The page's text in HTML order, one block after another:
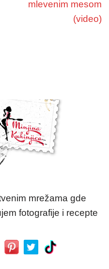
mlevenim mesom
(video)
mrežama gde
fotografije i recepte